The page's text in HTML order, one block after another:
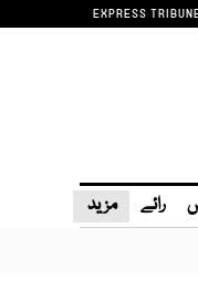
EXPRESS
رائے مزید